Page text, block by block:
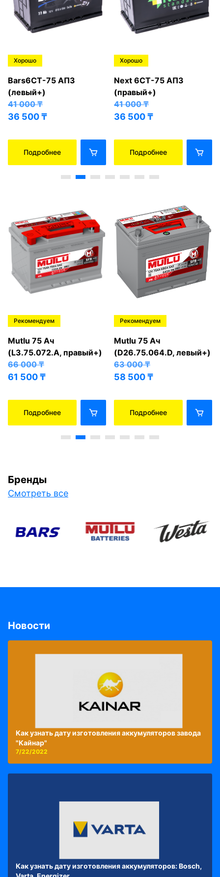
Хорошо
Bars6СТ-75 АПЗ
(левый+)
41 000₸
36 500₸
Подробнее
Хорошо
Next 6СТ-75 АПЗ
(правый+)
41 000₸
36 500₸
Подробнее
Рекомендуем
Mutlu 75 Ач
(L3.75.072.A, правый+)
66 000₸
61 500₸
Подробнее
Рекомендуем
Mutlu 75 Ач
(D26.75.064.D, левый+)
63 000₸
58 500₸
Подробнее
Бренды
Смотреть все
Новости
Как узнать дату изготовления аккумуляторов завода
"Кайнар"
7/22/2022
Как узнать дату изготовления аккумуляторов: Bosch,